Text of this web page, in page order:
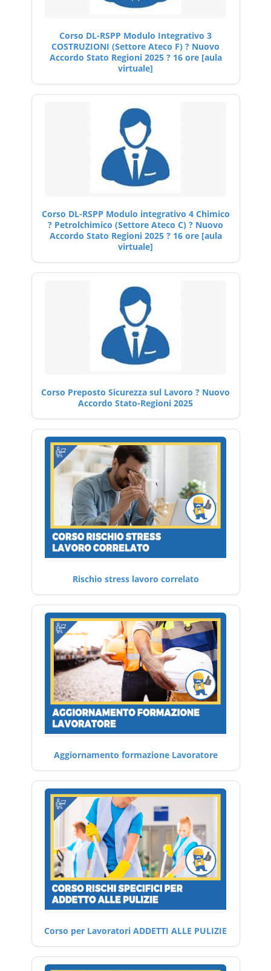
Corso DL-RSPP Modulo Integrativo 3
COSTRUZIONI (Settore Ateco F) ? Nuovo
Accordo Stato Regioni 2025 ? 16 ore [aula
virtuale]
Corso DL-RSPP Modulo integrativo 4 Chimico
? Petrolchimico (Settore Ateco C) ? Nuovo
Accordo Stato Regioni 2025 ? 16 ore [aula
virtuale]
Corso Preposto Sicurezza sul Lavoro ? Nuovo
Accordo Stato-Regioni 2025
Rischio stress lavoro correlato
Aggiornamento formazione Lavoratore
Corso per Lavoratori ADDETTI ALLE PULIZIE